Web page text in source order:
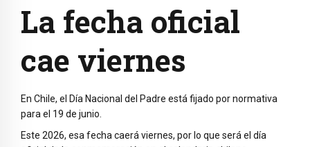
La fecha oficial
cae viernes
En Chile, el Día Nacional del Padre está fijado por normativa
para el 19 de junio.
Este 2026, esa fecha caerá viernes, por lo que será el día